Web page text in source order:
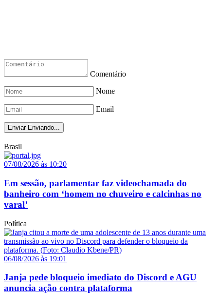
Comentário
Nome
Email
Enviar Enviando...
Brasil
07/08/2026 às 10:20
Em sessão, parlamentar faz videochamada do
banheiro com ‘homem no chuveiro e calcinhas no
varal’
Política
06/08/2026 às 19:01
Janja pede bloqueio imediato do Discord e AGU
anuncia ação contra plataforma